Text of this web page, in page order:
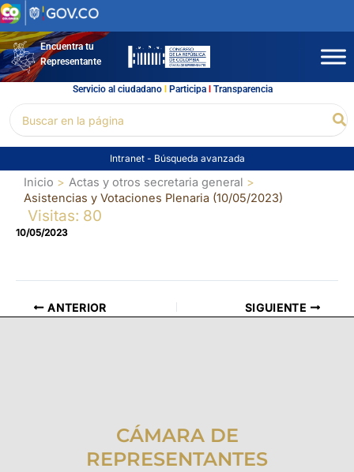
Ir
al
contenidoEncuentra tu
Representante
Servicio al ciudadano l Participal Transparencia
por:
Intranet - Búsqueda avanzada
Inicio
Actas y otros secretaria general
Asistencias y Votaciones Plenaria (10/05/2023)
Visitas: 80
10/05/2023
ANTERIOR SIGUIENTE
CÁMARA DE
REPRESENTANTES